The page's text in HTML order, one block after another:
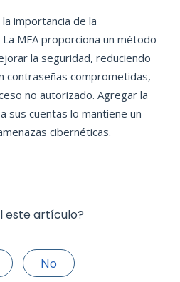
importancia de la
MFA proporciona un método
la seguridad, reduciendo
contraseñas comprometidas,
no autorizado. Agregar la
sus cuentas lo mantiene un
cibernéticas.
este artículo?
No